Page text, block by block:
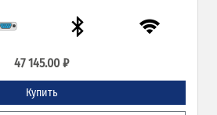
47 145.00 ₽
Купить